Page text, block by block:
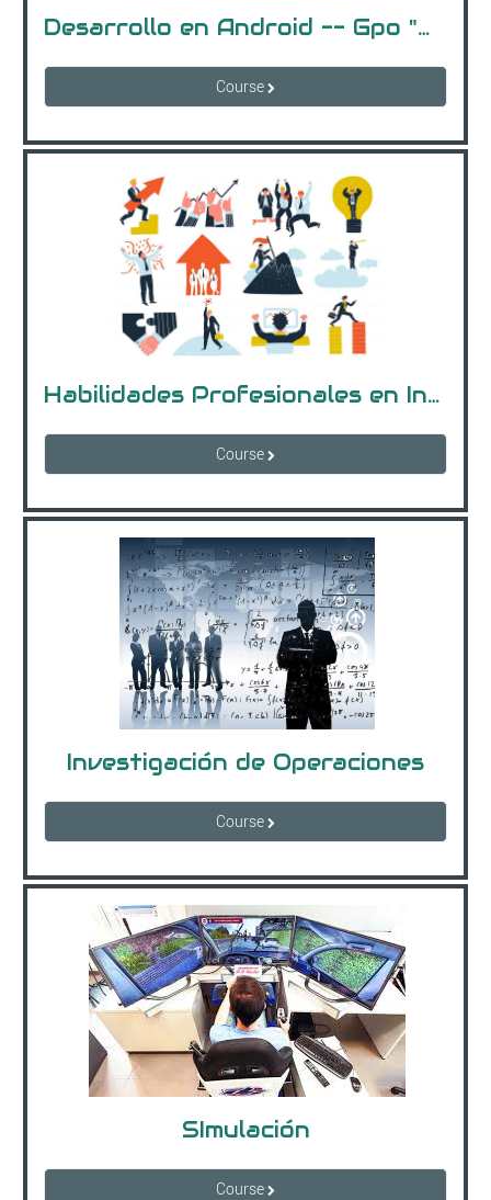
Desarrollo en Android -- Gpo "A" (10-11Hrs)
Course
Habilidades Profesionales en Informática
Course
Investigación de Operaciones
Course
SImulación
Course